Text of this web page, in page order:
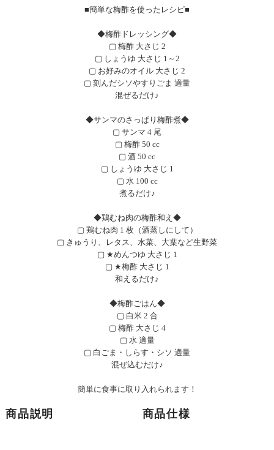
■簡単な梅酢を使ったレシピ■
◆梅酢ドレッシング◆
▢ 梅酢 大さじ 2
▢ しょうゆ 大さじ 1～2
▢ お好みのオイル 大さじ 2
▢ 刻んだシソやすりごま 適量
混ぜるだけ♪
◆サンマのさっぱり梅酢煮◆
▢ サンマ 4 尾
▢ 梅酢 50 cc
▢ 酒 50 cc
▢ しょうゆ 大さじ 1
▢ 水 100 cc
煮るだけ♪
◆鶏むね肉の梅酢和え◆
▢ 鶏むね肉 1 枚（酒蒸しにして）
▢ きゅうり、レタス、水菜、大葉など生野菜
▢ ★めんつゆ 大さじ 1
▢ ★梅酢 大さじ 1
和えるだけ♪
◆梅酢ごはん◆
▢ 白米 2 合
▢ 梅酢 大さじ 4
▢ 水 適量
▢ 白ごま・しらす・シソ 適量
混ぜ込むだけ♪
簡単に食事に取り入れられます！
商品説明 商品仕様